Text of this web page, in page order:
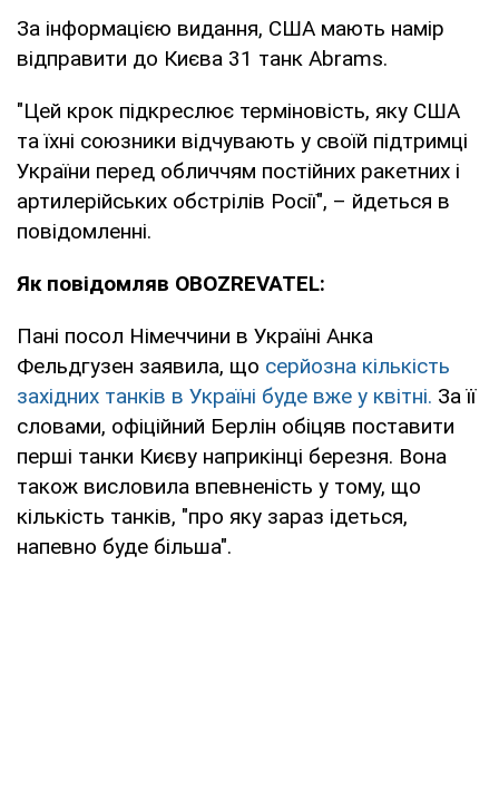
За інформацією видання, США мають намір
відправити до Києва 31 танк Abrams.
"Цей крок підкреслює терміновість, яку США
та їхні союзники відчувають у своїй підтримці
України перед обличчям постійних ракетних і
артилерійських обстрілів Росії", – йдеться в
повідомленні.
Як повідомляв OBOZREVATEL:
Пані посол Німеччини в Україні Анка
Фельдгузен заявила, що серйозна кількість
західних танків в Україні буде вже у квітні. За її
словами, офіційний Берлін обіцяв поставити
перші танки Києву наприкінці березня. Вона
також висловила впевненість у тому, що
кількість танків, "про яку зараз ідеться,
напевно буде більша".